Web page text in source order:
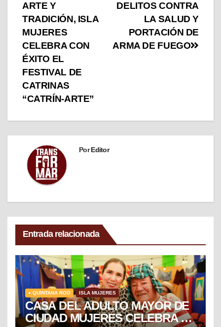
DELITOS CONTRA
LA SALUD Y
PORTACIÓN DE
ARMA DE FUEGO
ARTE Y
TRADICIÓN, ISLA
MUJERES
CELEBRA CON
ÉXITO EL
FESTIVAL DE
CATRINAS
“CATRÍN-ARTE”
PorEditor
Entrada relacionada
● QUINTANA ROO ISLA MUJERES
CASA DEL ADULTO MAYOR DE
CIUDAD MUJERES CELEBRA EL